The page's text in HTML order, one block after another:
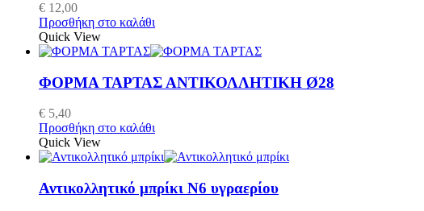
€ 12,00
Προσθήκη στο καλάθι
Quick View
ΦΟΡΜΑ ΤΑΡΤΑΣ ΑΝΤΙΚΟΛΛΗΤΙΚΗ Ø28
€ 5,40
Προσθήκη στο καλάθι
Quick View
Αντικολλητικό μπρίκι Ν6 υγραερίου